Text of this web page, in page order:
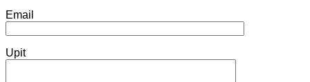
Email
Upit